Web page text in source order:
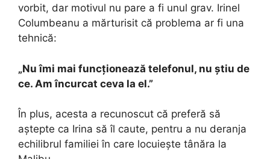
vorbit, dar motivul nu pare a fi unul grav. Irinel
Columbeanu a mărturisit că problema ar fi una
tehnică:
„Nu îmi mai funcționează telefonul, nu știu de
ce. Am încurcat ceva la el.”
În plus, acesta a recunoscut că preferă să
aștepte ca Irina să îl caute, pentru a nu deranja
echilibrul familiei în care locuiește tânăra la